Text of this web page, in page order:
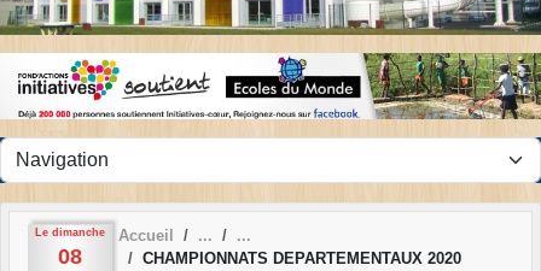
Le dimanche
08
Accueil
CHAMPIONNATS DEPARTEMENTAUX 2020